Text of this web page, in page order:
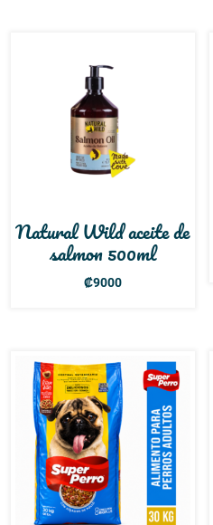
Natural Wild aceite de
salmon 500ml
₡9000